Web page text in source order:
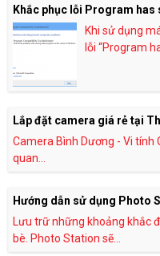
Khắc phục lỗi Program
Khi sử dụng
lỗi “Program
Lắp đặt camera giá rẻ tại
Camera Bình Dương - Vi
quan...
Hướng dẫn sử dụng Photo
Lưu trữ những khoảng khắc
bè. Photo Station sẽ...